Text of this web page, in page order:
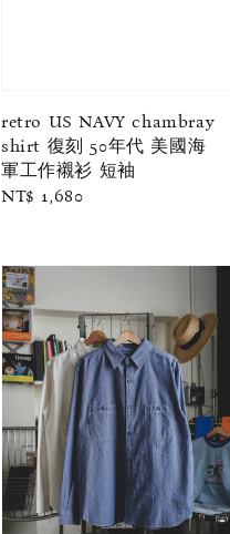
retro US NAVY chambray
shirt 復刻 50年代 美國海
軍工作襯衫 短袖
Regular
NT$ 1,680